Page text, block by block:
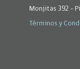
Monjitas 392 -
Términos y